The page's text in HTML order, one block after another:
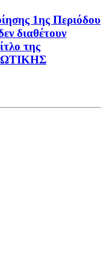
1ης Περιόδου
διαθέτουν
της